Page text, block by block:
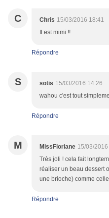
C Chris 15/03/2016 18:41
Il est mimi !!
Répondre
S sotis 15/03/2016 14:26
wahou c'est tout
Répondre
M MissFloriane 15/03/
Très joli ! cela fait
réaliser un beau dessert
une brioche) comme
Répondre